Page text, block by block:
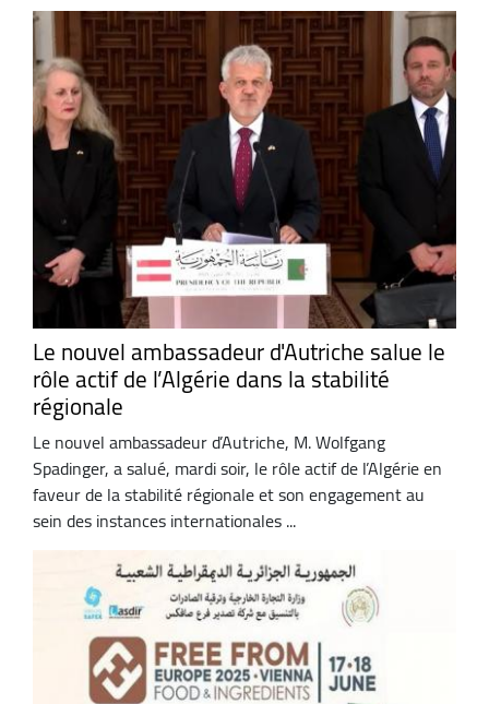
Le nouvel ambassadeur d'Autriche salue le
rôle actif de l’Algérie dans la stabilité
régionale
Le nouvel ambassadeur d’Autriche, M. Wolfgang
Spadinger, a salué, mardi soir, le rôle actif de l’Algérie en
faveur de la stabilité régionale et son engagement au
sein des instances internationales ...